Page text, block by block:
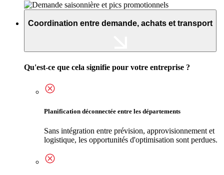
Coordination entre demande, achats et transport
Qu'est-ce que cela signifie pour votre entreprise ?
Planification déconnectée entre les départements
Sans intégration entre prévision, approvisionnement et
logistique, les opportunités d'optimisation sont perdues.